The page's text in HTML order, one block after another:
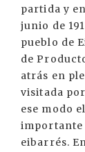
partida y
junio de
pueblo de
de
atrás en
visitada
ese modo
eibarrés.